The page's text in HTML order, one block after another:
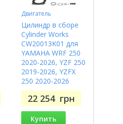
Двигатель
Цилиндр в сборе
Cylinder Works
CW20013K01 для
YAMAHA WRF 250
2020-2026, YZF 250
2019-2026, YZFX
250 2020-2026
22 254 грн
Купить